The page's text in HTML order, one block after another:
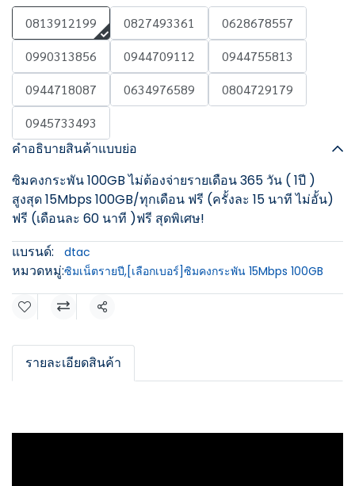
0813912199 0827493361
0628678557
0990313856
0944709112
0944755813
0944718087
0634976589
0804729179
0945733493
คำอธิบายสินค้าแบบย่อ
ซิมคงกระพัน 100GB ไม่ต้องจ่ายรายเดือน 365 วัน ( 1ปี )
สูงสุด 15Mbps 100GB/ทุกเดือน ฟรี (ครั้งละ 15 นาที ไม่อั้น)
ฟรี (เดือนละ 60 นาที )ฟรี สุดพิเศษ!
แบรนด์:
dtac
หมวดหมู่:ซิมเน็ตรายปี,[เลือกเบอร์]ซิมคงกระพัน 15Mbps 100GB
แชร์
รายละเอียดสินค้า